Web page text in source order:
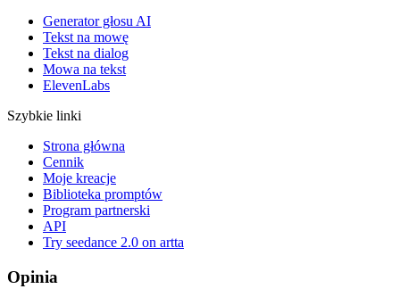
Generator głosu AI
Tekst na mowę
Tekst na dialog
Mowa na tekst
ElevenLabs
Szybkie linki
Strona główna
Cennik
Moje kreacje
Biblioteka promptów
Program partnerski
API
Try seedance 2.0 on artta
Opinia